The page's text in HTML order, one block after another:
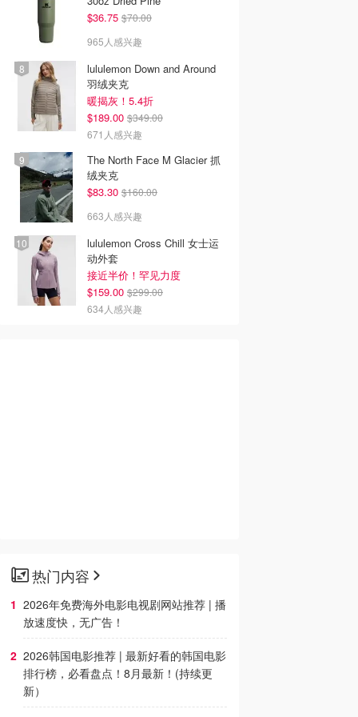
$36.75 $70.00
965人感兴趣
lululemon Down and Around
羽绒夹克
暖揭灰！5.4折
$189.00 $349.00
671人感兴趣
The North Face M Glacier 抓
绒夹克
$83.30 $160.00
663人感兴趣
lululemon Cross Chill 女士运
动外套
接近半价！罕见力度
$159.00 $299.00
634人感兴趣
热门内容
2026年免费海外电影电视剧网站推荐 | 播
放速度快，无广告！
2026韩国电影推荐 | 最新好看的韩国电影
排行榜，必看盘点！8月最新！(持续更
新）